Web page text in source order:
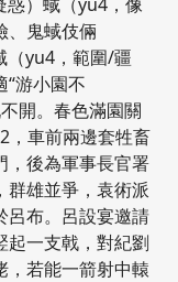
、鬼蜮伎倆
（yu4，範圍/疆
“游小園不
開。春色滿園關
，車前兩邊套牲畜
，後為軍事長官署
群雄並爭，袁術派
呂布。呂設宴邀請
起一支戟，對紀劉
，若能一箭射中轅